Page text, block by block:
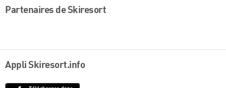
Partenaires de Skiresort
Appli Skiresort.info